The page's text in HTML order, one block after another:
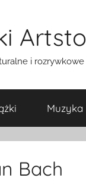
i rozrywkowe
Muzyka
Bach